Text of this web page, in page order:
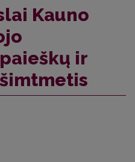
Kauno
ir